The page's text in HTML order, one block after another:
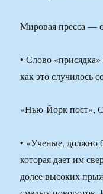
Мировая пресса —
• Слово
как это случилось
«Нью-Йорк
• «Ученые, должно
которая дает им
долее высоких